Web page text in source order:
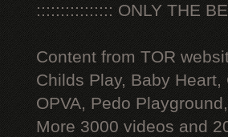
:::::::::::::::: ONLY THE
Content from TOR
Childs Play, Baby
OPVA, Pedo
More 3000 videos and